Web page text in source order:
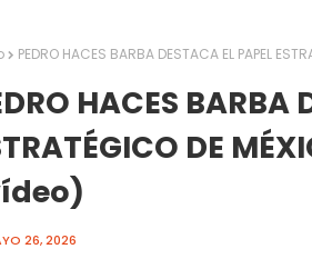
PEDRO HACES BARBA DESTACA EL PAPEL
HACES BARBA
DE
26, 2026